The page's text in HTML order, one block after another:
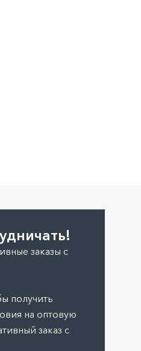
заказы с
получить
на оптовую
заказ с